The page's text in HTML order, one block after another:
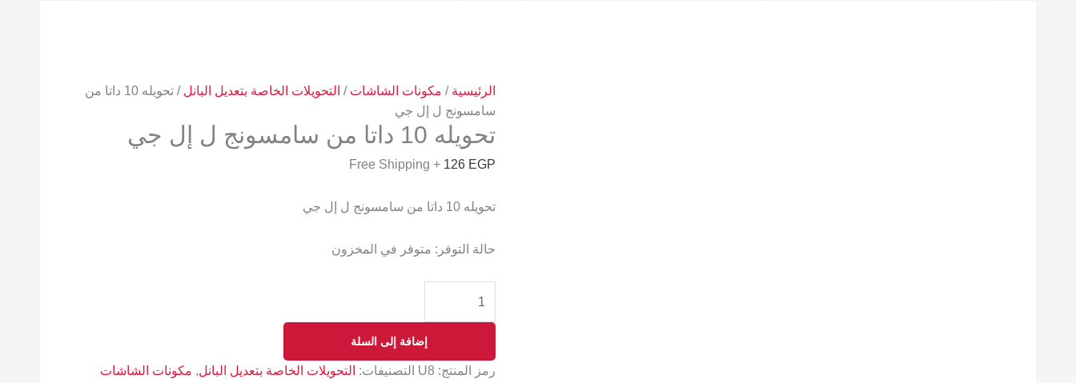
الرئيسية / مكونات الشاشات / التحويلات الخاصة بتعديل البانل
/ تحويله 10 داتا من
سامسونج ل إل جي
تحويله 10 داتا من سامسونج ل إل جي
126 EGP
+ Free Shipping
تحويله 10 داتا من سامسونج ل إل جي
حالة التوفر: متوفر في المخزون
إضافة إلى السلة
رمز المنتج: U8 التصنيفات: التحويلات الخاصة بتعديل البانل, مكونات الشاشات